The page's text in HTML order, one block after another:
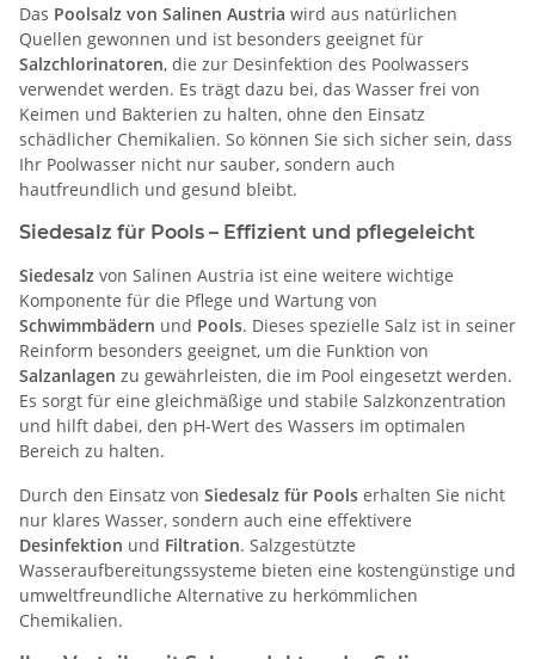
Das Poolsalz von Salinen Austria wird aus natürlichen
Quellen gewonnen und ist besonders geeignet für
Salzchlorinatoren, die zur Desinfektion des Poolwassers
verwendet werden. Es trägt dazu bei, das Wasser frei von
Keimen und Bakterien zu halten, ohne den Einsatz
schädlicher Chemikalien. So können Sie sich sicher sein, dass
Ihr Poolwasser nicht nur sauber, sondern auch
hautfreundlich und gesund bleibt.
Siedesalz für Pools – Effizient und pflegeleicht
Siedesalz von Salinen Austria ist eine weitere wichtige
Komponente für die Pflege und Wartung von
Schwimmbädern und Pools. Dieses spezielle Salz ist in seiner
Reinform besonders geeignet, um die Funktion von
Salzanlagen zu gewährleisten, die im Pool eingesetzt werden.
Es sorgt für eine gleichmäßige und stabile Salzkonzentration
und hilft dabei, den pH-Wert des Wassers im optimalen
Bereich zu halten.
Durch den Einsatz von Siedesalz für Pools erhalten Sie nicht
nur klares Wasser, sondern auch eine effektivere
Desinfektion und Filtration. Salzgestützte
Wasseraufbereitungssysteme bieten eine kostengünstige und
umweltfreundliche Alternative zu herkömmlichen
Chemikalien.